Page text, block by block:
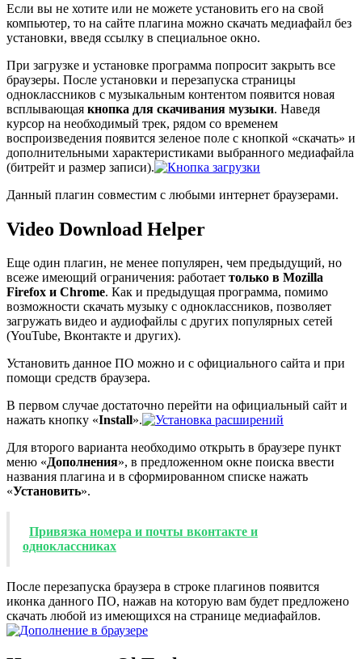
Если вы не хотите или не можете установить его на свой
компьютер, то на сайте плагина можно скачать медиафайл без
установки, введя ссылку в специальное окно.
При загрузке и установке программа попросит закрыть все
браузеры. После установки и перезапуска страницы
одноклассников с музыкальным контентом появится новая
всплывающая кнопка для скачивания музыки. Наведя
курсор на необходимый трек, рядом со временем
воспроизведения появится зеленое поле с кнопкой «скачать» и
дополнительными характеристиками выбранного медиафайла
(битрейт и размер записи).
Данный плагин совместим с любыми интернет браузерами.
Video Download Helper
Еще один плагин, не менее популярен, чем предыдущий, но
всеже имеющий ограничения: работает только в Mozilla
Firefox и Chrome. Как и предыдущая программа, помимо
возможности скачать музыку с одноклассников, позволяет
загружать видео и аудиофайлы с других популярных сетей
(YouTube, Вконтакте и других).
Установить данное ПО можно и с официального сайта и при
помощи средств браузера.
В первом случае достаточно перейти на официальный сайт и
нажать кнопку «Install».
Для второго варианта необходимо открыть в браузере пункт
меню «Дополнения», в предложенном окне поиска ввести
названия плагина и в сформированном списке нажать
«Установить».
Привязка номера и почты вконтакте и
одноклассниках
После перезапуска браузера в строке плагинов появится
иконка данного ПО, нажав на которую вам будет предложено
скачать любой из имеющихся на странице медиафайлов.